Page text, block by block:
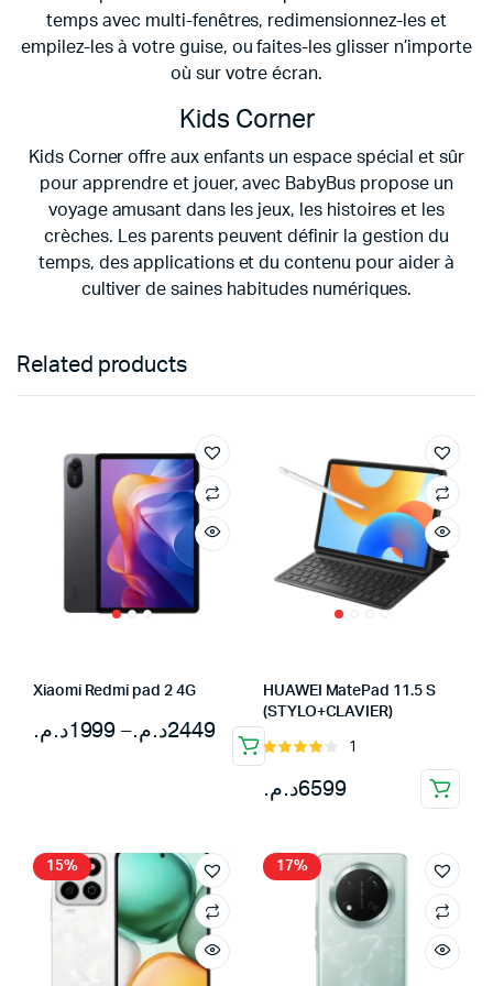
temps avec multi-fenêtres, redimensionnez-les et
empilez-les à votre guise, ou faites-les glisser n’importe
où sur votre écran.
Kids Corner
Kids Corner offre aux enfants un espace spécial et sûr
pour apprendre et jouer, avec BabyBus propose un
voyage amusant dans les jeux, les histoires et les
crèches. Les parents peuvent définir la gestion du
temps, des applications et du contenu pour aider à
cultiver de saines habitudes numériques.
Related products
Xiaomi Redmi pad 2 4G
1999د.م. – 2449د.م.
Plage
à
HUAWEI MatePad 11.5 S
(STYLO+CLAVIER)
Note
1
6599د.م.
15% 17%